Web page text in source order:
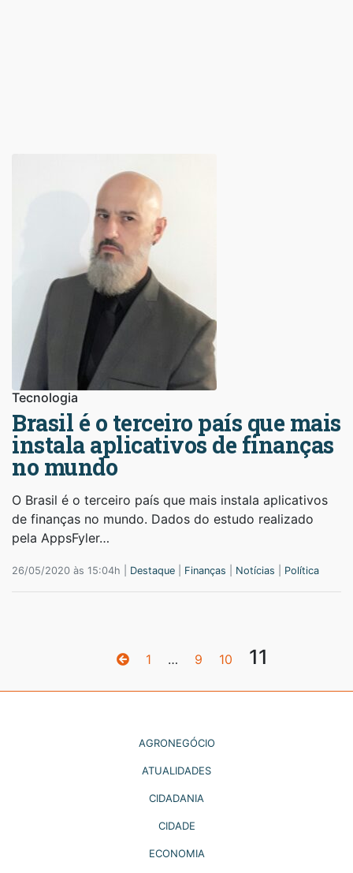
Tecnologia
Brasil é o terceiro país que mais
instala aplicativos de finanças
no mundo
O Brasil é o terceiro país que mais instala aplicativos
de finanças no mundo. Dados do estudo realizado
pela AppsFyler…
26/05/2020 às 15:04h | Destaque Finanças Notícias Política
1 … 9 10 11
AGRONEGÓCIO
ATUALIDADES
CIDADANIA
CIDADE
ECONOMIA